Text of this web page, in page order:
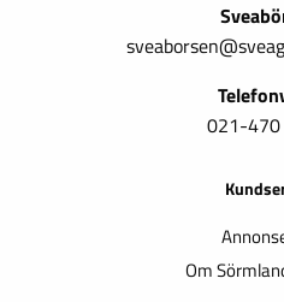
021-
Om